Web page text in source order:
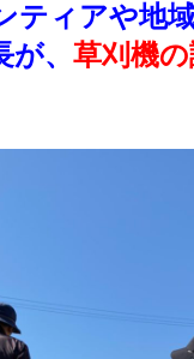
ティアや地域
、 草刈機